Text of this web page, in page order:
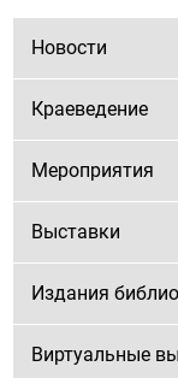
Новости
Краеведение
Мероприятия
Выставки
Издания
Виртуальные